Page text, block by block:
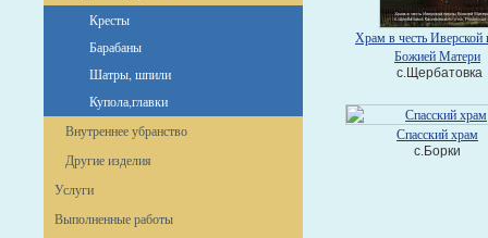
Кресты
Барабаны
Шатры, шпили
Купола,главки
Внутреннее убранство
Другие изделия
Услуги
Выполненные работы
Храм в честь Иверской
Божией Матери
с.Щербатовка
Спасский храм
с.Борки